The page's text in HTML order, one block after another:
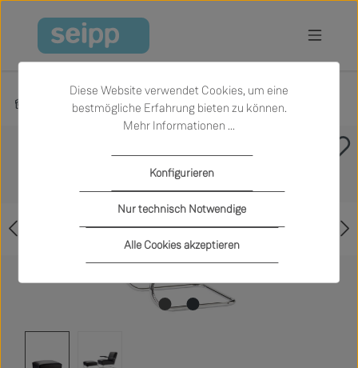
Zum Hauptinhalt springen
Produkte Wohnen Hocker
Diese Website verwendet Cookies, um eine
bestmögliche Erfahrung bieten zu können.
Mehr Informationen ...
Nur technisch Notwendige
Konfigurieren
Alle Cookies akzeptieren